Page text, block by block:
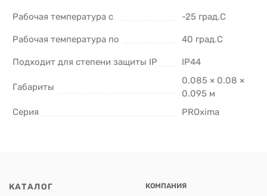
Рабочая температура с -25 град.C
Рабочая температура по 40 град.C
Подходит для степени защиты IP IP44
Габариты
0.085 × 0.08 ×
0.095 м
Серия
PROxima
КАТАЛОГ КОМПАНИЯ